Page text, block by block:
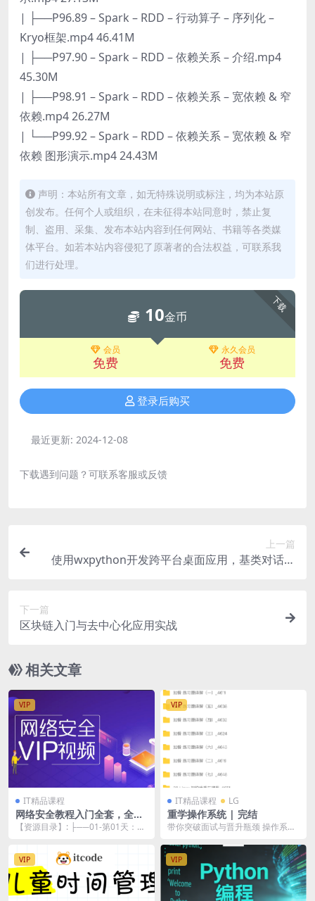
| ├──P96.89 – Spark – RDD – 行动算子 – 序列化 –
Kryo框架.mp4 46.41M
| ├──P97.90 – Spark – RDD – 依赖关系 – 介绍.mp4
45.30M
| ├──P98.91 – Spark – RDD – 依赖关系 – 宽依赖 & 窄
依赖.mp4 26.27M
| └──P99.92 – Spark – RDD – 依赖关系 – 宽依赖 & 窄
依赖 图形演示.mp4 24.43M
声明：本站所有文章，如无特殊说明或标注，均为本站原
创发布。任何个人或组织，在未征得本站同意时，禁止复
制、盗用、采集、发布本站内容到任何网站、书籍等各类媒
体平台。如若本站内容侵犯了原著者的合法权益，可联系我
们进行处理。
下载
10金币
会员
免费
永久会员
免费
登录后购买
最近更新: 2024-12-08
下载遇到问题？可联系客服或反馈
上一篇
使用wxpython开发跨平台桌面应用，基类对话框
下一篇
区块链入门与去中心化应用实战
相关文章
VIP
IT精品课程
网络安全教程入门全套，全程
实战手把手教你
【资源目录】: ├──01-第01天：如
VIP
IT精品课程 LG
重学操作系统 | 完结
带你突破面试与晋升瓶颈 操作系统
算...
VIP VIP